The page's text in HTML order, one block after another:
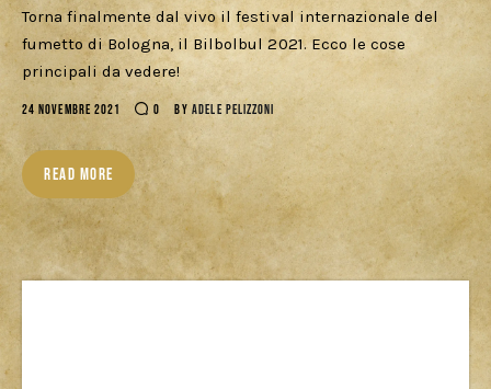
Torna finalmente dal vivo il festival internazionale del
fumetto di Bologna, il Bilbolbul 2021. Ecco le cose
principali da vedere!
24 NOVEMBRE 2021 0 BY ADELE PELIZZONI
READ MORE